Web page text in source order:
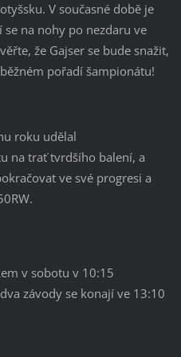
V současné době je
na nohy po nezdaru ve
že Gajser se bude snažit,
pořadí šampionátu!
roku udělal
na traťtvrdšího balení, a
okračovat ve své progresi a
.
v sobotu v 10:15
dva závody se konají ve 13:10